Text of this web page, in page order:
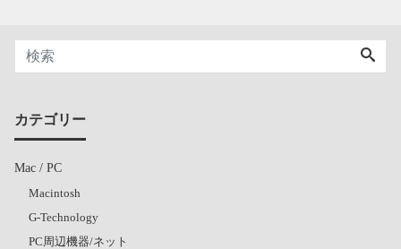
カテゴリー
Mac / PC
Macintosh
G-Technology
PC周辺機器/ネット